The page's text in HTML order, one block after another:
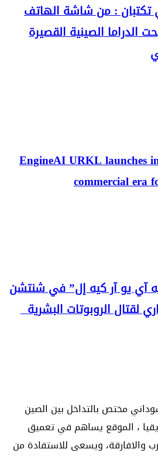
تكتبان : من شاشة الهاتف
الدراما الصينية القصيرة
EngineAI URKL launches
commercial era
آي يو آر كيه إل” في شنتشن
لقتال الروبوتات البشرية
مختص بالتداخل بين الصين
، الموقع يساهم في تعميق
والافارقة، ويسعى للاستفادة من